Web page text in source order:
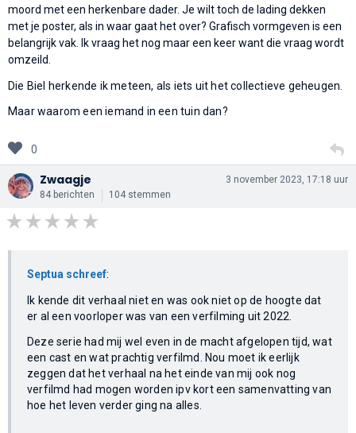
moord met een herkenbare dader. Je wilt toch de lading dekken
met je poster, als in waar gaat het over? Grafisch vormgeven is een
belangrijk vak. Ik vraag het nog maar een keer want die vraag wordt
omzeild.
Die Biel herkende ik meteen, als iets uit het collectieve geheugen.
Maar waarom een iemand in een tuin dan?
0
Zwaagje
84 berichten 104 stemmen
3 november 2023, 17:18 uur
Septua schreef:
Ik kende dit verhaal niet en was ook niet op de hoogte dat
er al een voorloper was van een verfilming uit 2022.
Deze serie had mij wel even in de macht afgelopen tijd, wat
een cast en wat prachtig verfilmd. Nou moet ik eerlijk
zeggen dat het verhaal na het einde van mij ook nog
verfilmd had mogen worden ipv kort een samenvatting van
hoe het leven verder ging na alles.